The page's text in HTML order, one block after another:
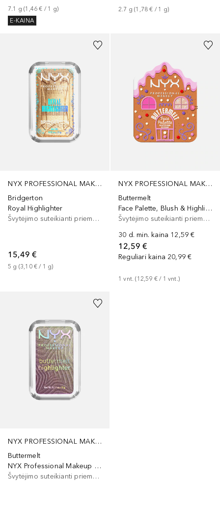
7.1 g (1,46 € / 1 g)
E-KAINA
2.7 g (1,78 € / 1 g)
NYX PROFESSIONAL MAKEUP
Bridgerton
Royal Highlighter
Švytėjimo suteikianti priemonė/highlighteris
15,49 €
5 g (3,10 € / 1 g)
NYX PROFESSIONAL MAKEUP
Buttermelt
Face Palette, Blush & Highlighter Duo
Švytėjimo suteikianti priemonė/highlighteris
30 d. min. kaina 12,59 €
12,59 €
Reguliari kaina 20,99 €
1 vnt. (12,59 € / 1 vnt. )
NYX PROFESSIONAL MAKEUP
Buttermelt
NYX Professional Makeup Buttermelt Highlighter
Švytėjimo suteikianti priemonė/highlighteris